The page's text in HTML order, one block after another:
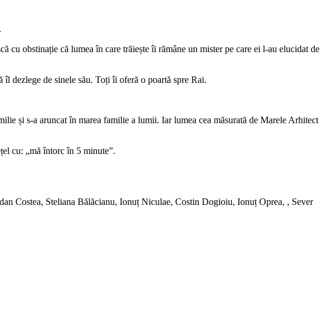
obstinație că lumea în care trăiește îi rămâne un mister pe care ei l-au elucidat de
dezlege de sinele său. Toți îi oferă o poartă spre Rai.
și s-a aruncat în marea familie a lumii. Iar lumea cea măsurată de Marele Arhitect
cu: „mă întorc în 5 minute”.
Costea, Steliana Bălăcianu, Ionuț Niculae, Costin Dogioiu, Ionuț Oprea, , Sever